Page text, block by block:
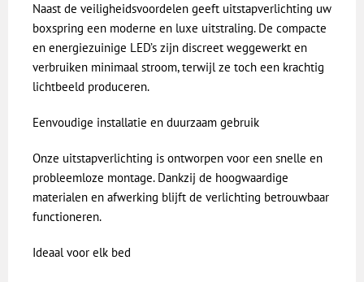
Naast de veiligheidsvoordelen geeft uitstapverlichting uw
boxspring een moderne en luxe uitstraling. De compacte
en energiezuinige LED’s zijn discreet weggewerkt en
verbruiken minimaal stroom, terwijl ze toch een krachtig
lichtbeeld produceren.
Eenvoudige installatie en duurzaam gebruik
Onze uitstapverlichting is ontworpen voor een snelle en
probleemloze montage. Dankzij de hoogwaardige
materialen en afwerking blijft de verlichting betrouwbaar
functioneren.
Ideaal voor elk bed